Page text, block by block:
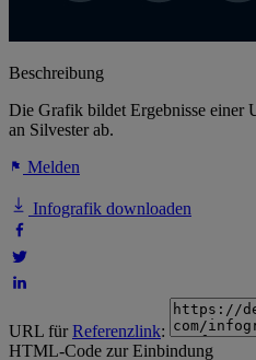
Beschreibung
Die Grafik bildet Ergebnisse einer
an Silvester ab.
Melden
Infografik downloaden
URL fürReferenzlink:
HTML-Code zur Einbindung